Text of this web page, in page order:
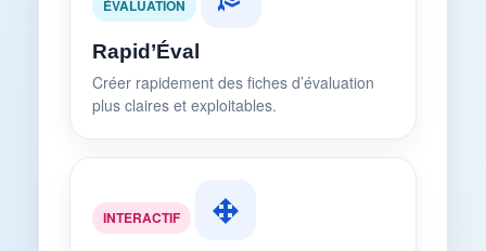
ÉVALUATION
Rapid’Éval
Créer rapidement des fiches d’évaluation
plus claires et exploitables.
INTERACTIF